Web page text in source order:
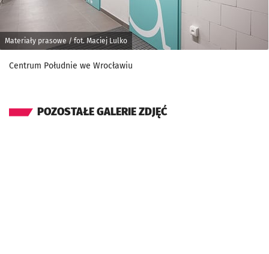
Materiały prasowe / fot. Maciej Lulko
Centrum Południe we Wrocławiu
POZOSTAŁE GALERIE ZDJĘĆ